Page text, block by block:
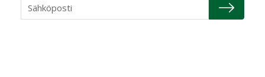
Puheista tekoihin – uusin teknologia